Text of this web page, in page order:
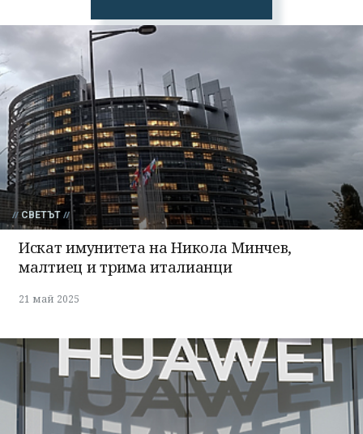
СВЕТЪТ
Искат имунитета на Никола Минчев,
малтиец и трима италианци
21 май 2025